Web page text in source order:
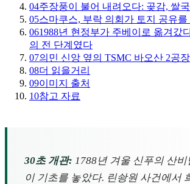
04주장풍이 불어 내려오다: 곶감, 쌀
05스마쿠스, 부락 의회가 토지 공유를
061988년 현정부가 주베이로 옮겨갔
의 전 단계였다
07의민 신앙 옆의 TSMC 바오산 2공장
08더 읽을거리
09이미지 출처
10참고 자료
30초 개관: 1788년 겨울 신푸의 산
이 기초를 놓았다. 린솽원 사건에서